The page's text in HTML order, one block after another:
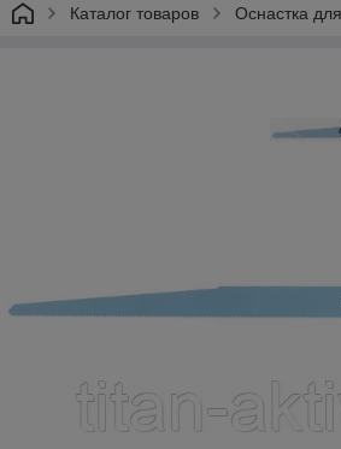
Каталог товаров Оснастка